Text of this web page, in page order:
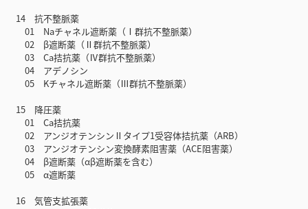
14 抗不整脈薬
01 Naチャネル遮断薬（Ⅰ群抗不整脈薬）
02 β遮断薬（Ⅱ群抗不整脈薬）
03 Ca拮抗薬（Ⅳ群抗不整脈薬）
04 アデノシン
05 Kチャネル遮断薬（Ⅲ群抗不整脈薬）
15 降圧薬
01 Ca拮抗薬
02 アンジオテンシンⅡタイプ1受容体拮抗薬（ARB）
03 アンジオテンシン変換酵素阻害薬（ACE阻害薬）
04 β遮断薬（αβ遮断薬を含む）
05 α遮断薬
16 気管支拡張薬